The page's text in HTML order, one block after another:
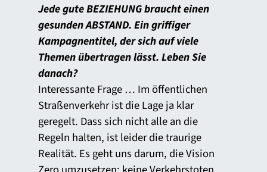
Jede gute BEZIEHUNG braucht einen
gesunden ABSTAND. Ein griffiger
Kampagnentitel, der sich auf viele
Themen übertragen lässt. Leben Sie
danach?
Interessante Frage … Im öffentlichen
Straßenverkehr ist die Lage ja klar
geregelt. Dass sich nicht alle an die
Regeln halten, ist leider die traurige
Realität. Es geht uns darum, die Vision